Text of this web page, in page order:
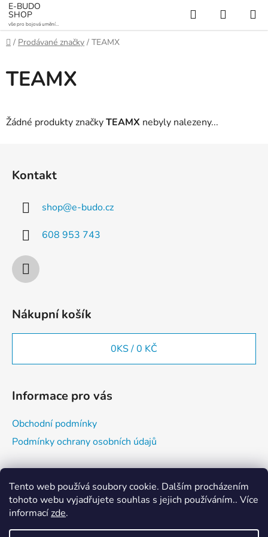
Tento web používá soubory cookie. Dalším procházením
tohoto webu vyjadřujete souhlas s jejich používáním.. Více
informacízde.
Přejít
na
obsah
E-BUDO
SHOP
vše pro bojová umění a
sporty
Hledat
KOŠÍK
Domů
/ Prodávané značky / TEAMX
TEAMX
Žádné produkty značkyTEAMX nebyly nalezeny...
Kontakt
shop@e-budo.cz
608 953 743
Nákupní košík
0KS /0 KČ
Informace pro vás
Obchodní podmínky
Podmínky ochrany osobních údajů
Vyhledávání